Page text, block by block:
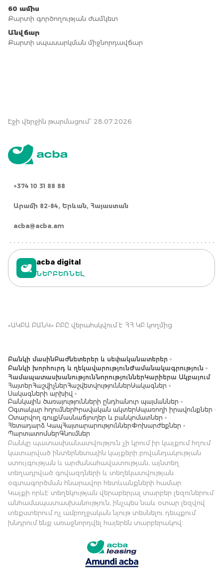
60 ամիս
Քարտի գործողության ժամկետ
Անվճար
Քարտի սպասարկման միջնորդավճար
Էջի վերջին թարմացում՝ 28.07.2026
+374 10 31 88 88
Արամի 82-84, Երևան, Հայաստան
acba@acba.am
acba digital
ՆԵՐԲԵՌՆԵԼ
«ԱԿԲԱ ԲԱՆԿ» ԲԲԸ վերահսկվում է ՀՀ ԿԲ կողմից
Բանկի մասինԲաժնետերեր և սեփականատերեր
Բանկի խորհուրդ և ղեկավարությունԺամանակագրություն
ՀամապատասխանությունՆորություններԿարիերա Ակբայում
ՀայտերՀաշվիչներՀաշվետվություններՍակագներ
Սակագների արխիվ
Բանկային ծառայությունների ընդհանուր պայմաններ
Օգտակար հղումներ Իրավական ակտերՍպառողի իրավունքներ
Օտարվող գույքՄասնաճյուղեր և բանկոմատներ
Հետադարձ ԿապՀայտարարություններՓոխարժեքներ
ՊարտատոմսերԳնումներ
Բանկը պատասխանատվություն չի կրում իր կայքում հղում
կատարված ինտերնետային կայքերի բովանդակության
ստույգության և արժանահավատության, այնտեղ
տեղադրված գովազդների և տեղեկատվության
օգտագործման հնարավոր հետևանքների համար:
Կայքի որևէ տեղեկության վերաբերյալ տարբեր լեզուներում
անհամապատասխանություն, ինչպես նաև օտար լեզվով
տեքստերում ոչ ամբողջական նյութ տեսնելու դեպքում
խնդրում ենք առաջնորդվել հայերեն տարբերակով։